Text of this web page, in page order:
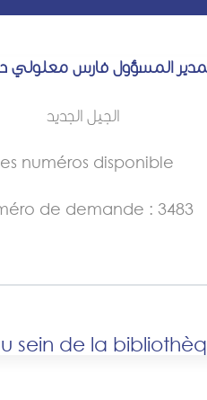
المسؤول فارس معلولي
الجيل الجديد
numéros disponible
de demande : 3483
sein de la